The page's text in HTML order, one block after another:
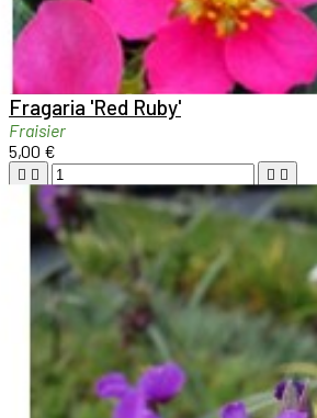
Aperçu rapide 
Fragaria 'Red Ruby'
Fraisier
5,00 €
   
Ajouter au panier